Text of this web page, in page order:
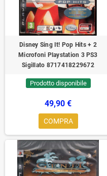
Disney Sing It! Pop Hits + 2
Microfoni Playstation 3 PS3
Sigillato 8717418229672
Prodotto disponibile
49,90 €
COMPRA